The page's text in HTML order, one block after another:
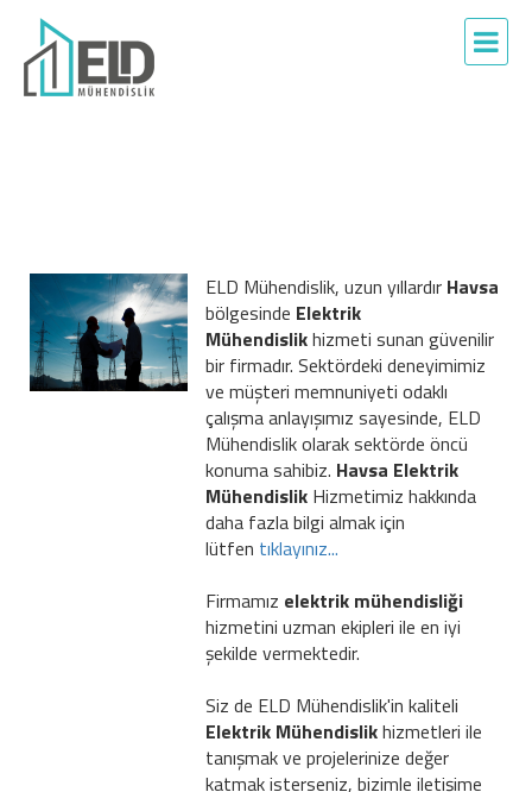
ELD Mühendislik, uzun yıllardır Havsa
bölgesinde Elektrik
Mühendislikhizmeti sunan güvenilir
bir firmadır. Sektördeki deneyimimiz
ve müşteri memnuniyeti odaklı
çalışma anlayışımız sayesinde, ELD
Mühendislik olarak sektörde öncü
konuma sahibiz. Havsa Elektrik
MühendislikHizmetimiz hakkında
daha fazla bilgi almak için
lütfen tıklayınız...
Firmamız elektrik mühendisliği
hizmetini uzman ekipleri ile en iyi
şekilde vermektedir.
Siz de ELD Mühendislik'in kaliteli
Elektrik Mühendislikhizmetleri ile
tanışmak ve projelerinize değer
katmak isterseniz, bizimle iletişime